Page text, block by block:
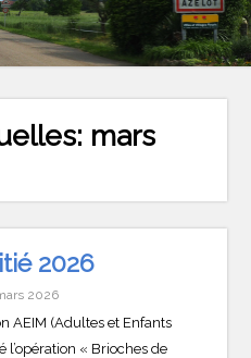
mars
2026
2026
AEIM (Adultes et Enfants
l’opération « Brioches de